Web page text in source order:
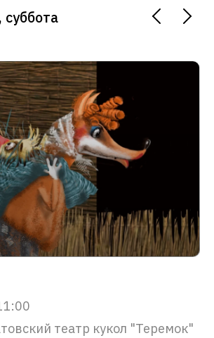
театр кукол "Теремок"